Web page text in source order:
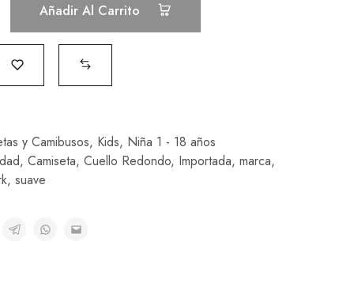
Añadir Al Carrito
y Camibusos, Kids, Niña 1 - 18 años
, Camiseta, Cuello Redondo, Importada, marca,
, suave